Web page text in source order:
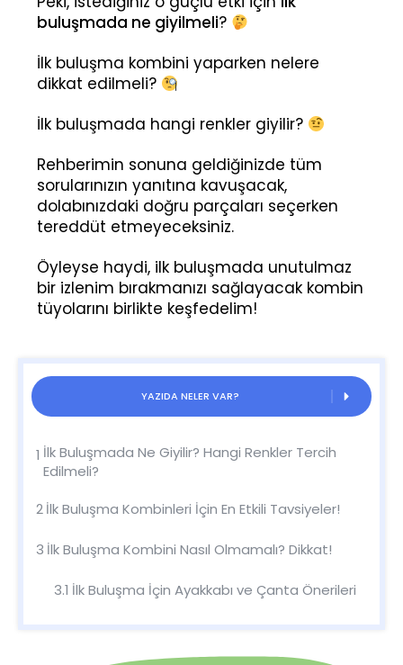
buluşmada ne giyilmeli?
İlk buluşma kombini yaparken nelere
dikkat edilmeli?
İlk buluşmada hangi renkler giyilir?
Rehberimin sonuna geldiğinizde tüm
sorularınızın yanıtına kavuşacak,
dolabınızdaki doğru parçaları seçerken
tereddüt etmeyeceksiniz.
Öyleyse haydi, ilk buluşmada unutulmaz
bir izlenim bırakmanızı sağlayacak kombin
tüyolarını birlikte keşfedelim!
YAZIDA NELER VAR?
1 İlk Buluşmada Ne Giyilir? Hangi Renkler Tercih
Edilmeli?
2İlk Buluşma Kombinleri İçin En Etkili Tavsiyeler!
3 İlk Buluşma Kombini Nasıl Olmamalı? Dikkat!
3.1 İlk Buluşma İçin Ayakkabı ve Çanta Önerileri